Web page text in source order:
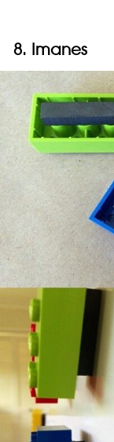
8. Imanes